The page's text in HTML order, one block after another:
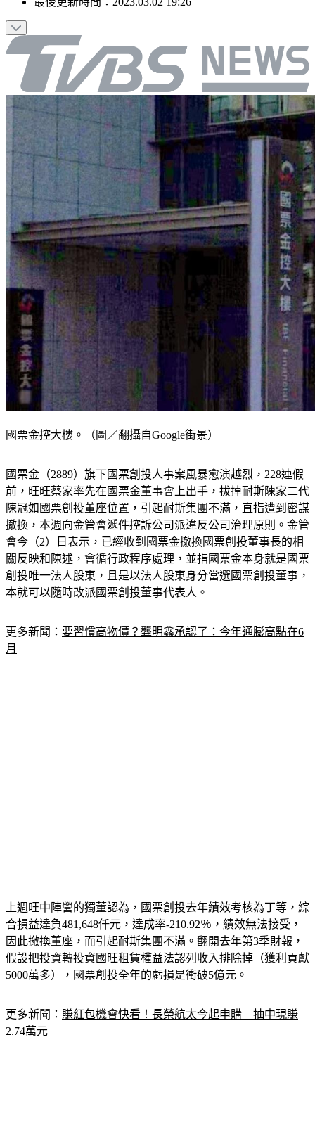
前，旺旺蔡家率先在國票金董事會上出手，拔掉耐斯陳家二代
陳冠如國票創投董座位置，引起耐斯集團不滿，直指遭到密謀
撤換，本週向金管會遞件控訴公司派違反公司治理原則。金管
會今（2）日表示，已經收到國票金撤換國票創投董事長的相
關反映和陳述，會循行政程序處理，並指國票金本身就是國票
創投唯一法人股東，且是以法人股東身分當選國票創投董事，
本就可以隨時改派國票創投董事代表人。
月
合損益達負481,648仟元，達成率-210.92％，績效無法接受，
因此撤換董座，而引起耐斯集團不滿。翻開去年第3季財報，
假設把投資轉投資國旺租賃權益法認列收入排除掉（獲利貢獻
5000萬多），國票創投全年的虧損是衝破5億元。
2.74萬元